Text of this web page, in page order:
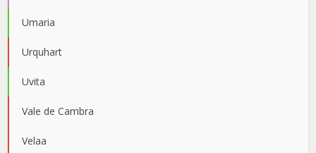
Umaria
Urquhart
Uvita
Vale de Cambra
Velaa